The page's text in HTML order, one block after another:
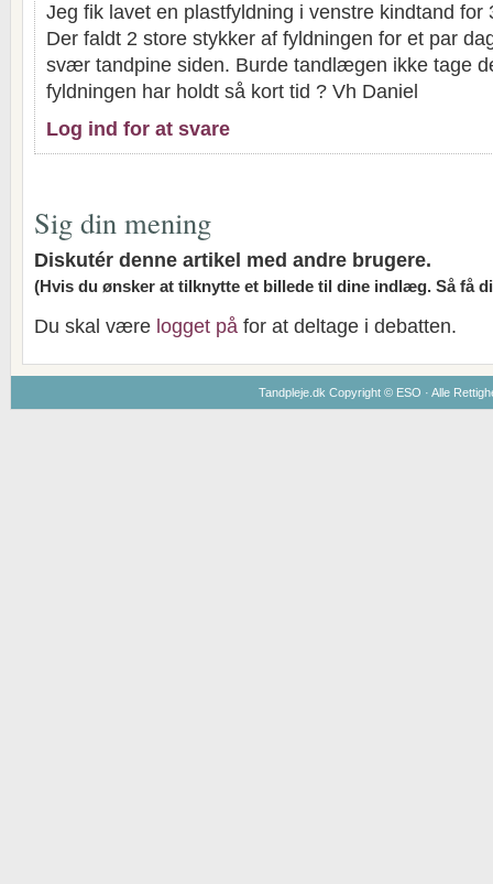
Jeg fik lavet en plastfyldning i venstre kindtand for
Der faldt 2 store stykker af fyldningen for et par
svær tandpine siden. Burde tandlægen ikke tage
fyldningen har holdt så kort tid ? Vh Daniel
Log ind for at svare
Sig din mening
Diskutér denne artikel med andre brugere.
(Hvis du ønsker at tilknytte et billede til dine indlæg. Så få
Du skal være logget på for at deltage i debatten.
Tandpleje.dk Copyright © ESO · Alle